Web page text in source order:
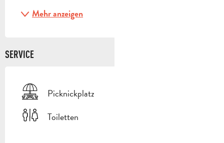
Mehr anzeigen
SERVICE
Picknickplatz
Toiletten